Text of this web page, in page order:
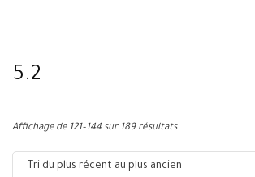
5.2
Affichage de 121–144 sur 189 résultats
Tri du plus récent au plus ancien